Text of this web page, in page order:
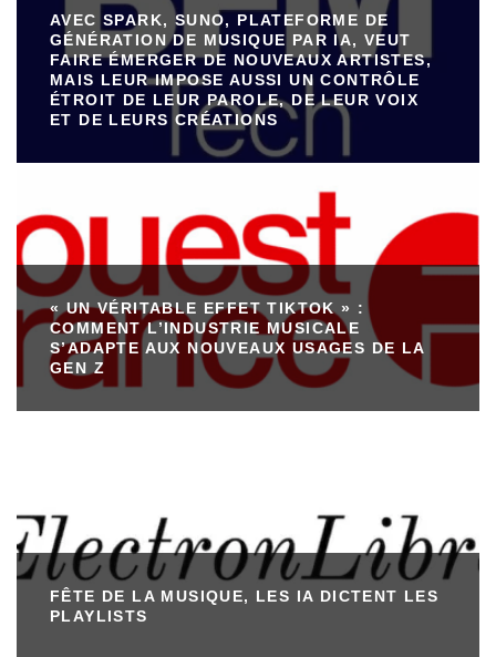
AVEC SPARK, SUNO, PLATEFORME DE
GÉNÉRATION DE MUSIQUE PAR IA, VEUT
FAIRE ÉMERGER DE NOUVEAUX ARTISTES,
MAIS LEUR IMPOSE AUSSI UN CONTRÔLE
ÉTROIT DE LEUR PAROLE, DE LEUR VOIX
ET DE LEURS CRÉATIONS
« UN VÉRITABLE EFFET TIKTOK » :
COMMENT L’INDUSTRIE MUSICALE
S’ADAPTE AUX NOUVEAUX USAGES DE LA
GEN Z
FÊTE DE LA MUSIQUE, LES IA DICTENT LES
PLAYLISTS